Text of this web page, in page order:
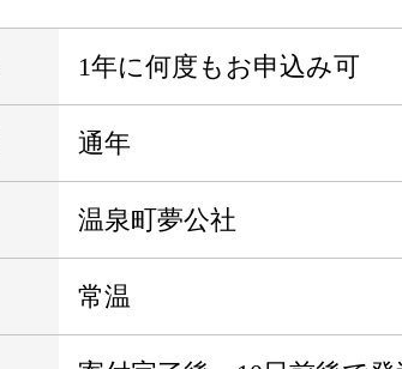
1年に何度もお申込み可
通年
温泉町夢公社
常温